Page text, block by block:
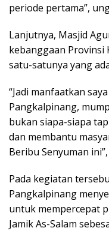
periode pertama”,
Lanjutnya, Masjid
kebanggaan Provinsi
satu-satunya yang
“Jadi manfaatkan
Pangkalpinang,
bukan siapa-siapa
dan membantu
Beribu Senyuman
Pada kegiatan
Pangkalpinang
untuk mempercepat
Jamik As-Salam